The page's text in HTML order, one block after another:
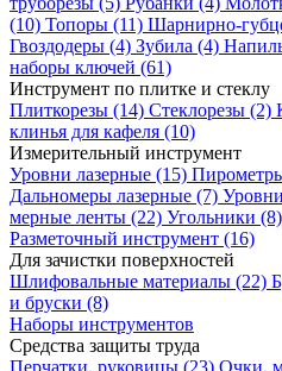
(10) Топоры (11) Шарнирно-
Гвоздодеры (4) Зубила (4)
наборы ключей (61)
Инструмент по плитке и стеклу
Плиткорезы (14) Стеклорезы (2)
клинья для кафеля (10)
Измерительный инструмент
Уровни лазерные (15)
Дальномеры лазерные (7)
мерные ленты (22) Угольники (8)
Разметочный инструмент (16)
Для зачистки поверхностей
Шлифовальные материалы (22)
и бруски (8)
Наборы инструментов
Средства защиты труда
Перчатки, руковицы (23) Очки,